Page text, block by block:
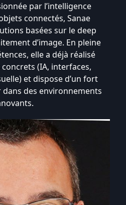
par l’intelligence
connectés, Sanae
basées sur le deep
d’image. En pleine
elle a déjà réalisé
(IA, interfaces,
et dispose d’un fort
des environnements